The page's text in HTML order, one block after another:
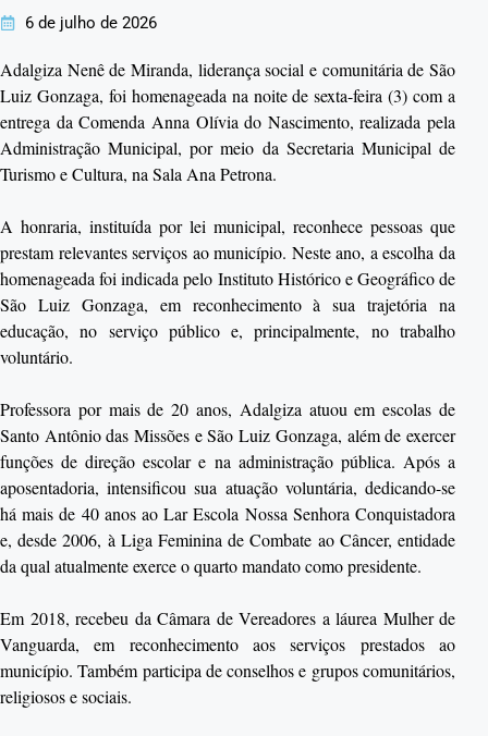
6 de julho de 2026
Adalgiza Nenê de Miranda, liderança social e comunitária de São
Luiz Gonzaga, foi homenageada na noite de sexta-feira (3) com a
entrega da Comenda Anna Olívia do Nascimento, realizada pela
Administração Municipal, por meio da Secretaria Municipal de
Turismo e Cultura, na Sala Ana Petrona.
A honraria, instituída por lei municipal, reconhece pessoas que
prestam relevantes serviços ao município. Neste ano, a escolha da
homenageada foi indicada pelo Instituto Histórico e Geográfico de
São Luiz Gonzaga, em reconhecimento à sua trajetória na
educação, no serviço público e, principalmente, no trabalho
voluntário.
Professora por mais de 20 anos, Adalgiza atuou em escolas de
Santo Antônio das Missões e São Luiz Gonzaga, além de exercer
funções de direção escolar e na administração pública. Após a
aposentadoria, intensificou sua atuação voluntária, dedicando-se
há mais de 40 anos ao Lar Escola Nossa Senhora Conquistadora
e, desde 2006, à Liga Feminina de Combate ao Câncer, entidade
da qual atualmente exerce o quarto mandato como presidente.
Em 2018, recebeu da Câmara de Vereadores a láurea Mulher de
Vanguarda, em reconhecimento aos serviços prestados ao
município. Também participa de conselhos e grupos comunitários,
religiosos e sociais.